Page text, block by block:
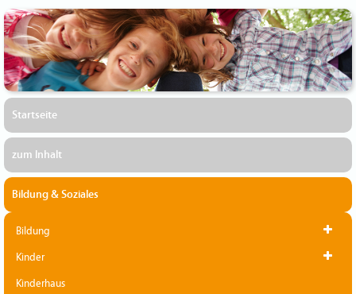
Startseite
zum Inhalt
Bildung & Soziales
Bildung
Kinder
Kinderhaus